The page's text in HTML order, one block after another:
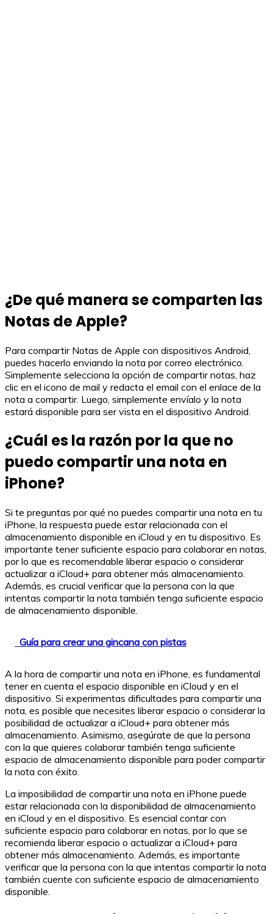
¿De qué manera se comparten las
Notas de Apple?
Para compartir Notas de Apple con dispositivos Android,
puedes hacerlo enviando la nota por correo electrónico.
Simplemente selecciona la opción de compartir notas, haz
clic en el icono de mail y redacta el email con el enlace de la
nota a compartir. Luego, simplemente envíalo y la nota
estará disponible para ser vista en el dispositivo Android.
¿Cuál es la razón por la que no
puedo compartir una nota en
iPhone?
Si te preguntas por qué no puedes compartir una nota en tu
iPhone, la respuesta puede estar relacionada con el
almacenamiento disponible en iCloud y en tu dispositivo. Es
importante tener suficiente espacio para colaborar en notas,
por lo que es recomendable liberar espacio o considerar
actualizar a iCloud+ para obtener más almacenamiento.
Además, es crucial verificar que la persona con la que
intentas compartir la nota también tenga suficiente espacio
de almacenamiento disponible.
Guía para crear una gincana con pistas
A la hora de compartir una nota en iPhone, es fundamental
tener en cuenta el espacio disponible en iCloud y en el
dispositivo. Si experimentas dificultades para compartir una
nota, es posible que necesites liberar espacio o considerar la
posibilidad de actualizar a iCloud+ para obtener más
almacenamiento. Asimismo, asegúrate de que la persona
con la que quieres colaborar también tenga suficiente
espacio de almacenamiento disponible para poder compartir
la nota con éxito.
La imposibilidad de compartir una nota en iPhone puede
estar relacionada con la disponibilidad de almacenamiento
en iCloud y en el dispositivo. Es esencial contar con
suficiente espacio para colaborar en notas, por lo que se
recomienda liberar espacio o actualizar a iCloud+ para
obtener más almacenamiento. Además, es importante
verificar que la persona con la que intentas compartir la nota
también cuente con suficiente espacio de almacenamiento
disponible.